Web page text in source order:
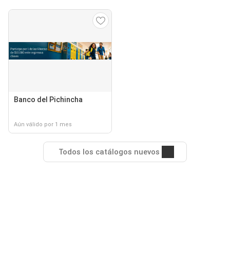
Banco del Pichincha
Aún válido por 1 mes
Todos los catálogos nuevos